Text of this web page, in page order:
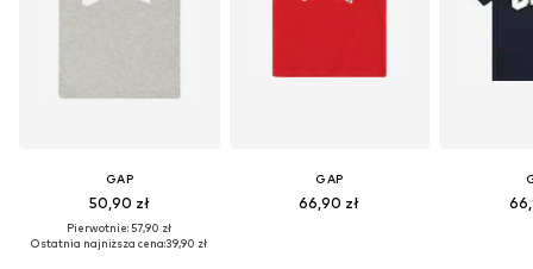
GAP
50,90 zł
Pierwotnie: 57,90 zł
Ostatnia najniższa cena:39,90 zł
GAP
66,90 zł